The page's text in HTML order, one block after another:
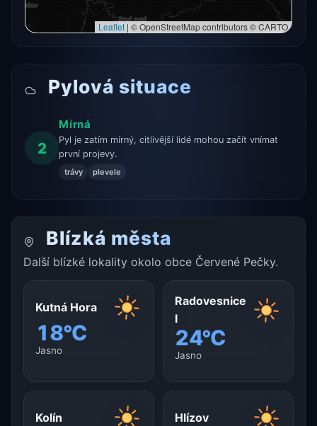
Leaflet | © OpenStreetMap contributors © CARTO
Pylová situace
2
Mírná
Pyl je zatím mírný, citlivější lidé mohou začít vnímat
první projevy.
trávy plevele
Blízká města
Další blízké lokality okolo obce Červené Pečky.
Kutná Hora
18°C
Jasno
Radovesnice
I
24°C
Jasno
Kolín Hlízov